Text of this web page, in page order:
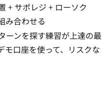
+ サポレジ + ローソク
み合わせる
ーンを探す練習が上達の最
モ口座を使って、リスクな